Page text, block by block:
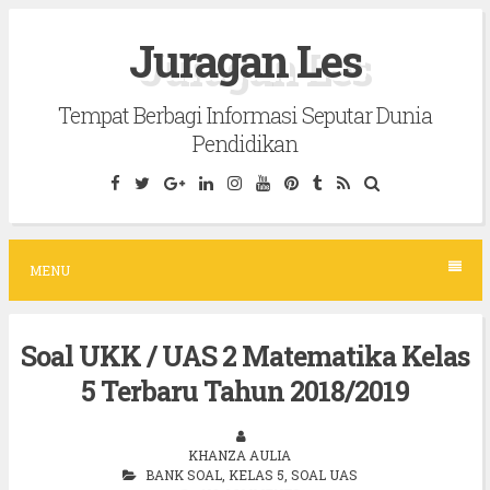
c
Juragan Les
Tempat Berbagi Informasi Seputar Dunia
Pendidikan
MENU
Soal UKK / UAS 2 Matematika Kelas
5 Terbaru Tahun 2018/2019
KHANZA AULIA
BANK SOAL, KELAS 5 SOAL UAS